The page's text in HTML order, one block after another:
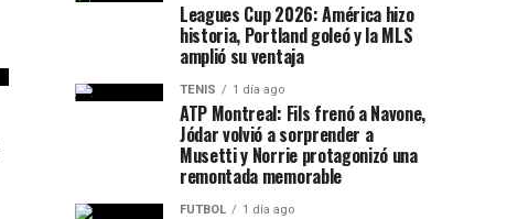
Leagues Cup 2026: América hizo
historia, Portland goleó y la MLS
amplió su ventaja
TENIS 1 día ago
ATP Montreal: Fils frenó a Navone,
Jódar volvió a sorprender a
Musetti y Norrie protagonizó una
remontada memorable
FUTBOL 1 día ago